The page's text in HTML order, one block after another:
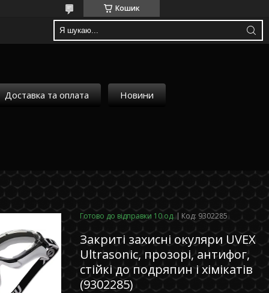
Кошик
Доставка та оплата Новини
Готово до відправки 10 од. Код: 9302285
Закриті захисні окуляри UVEX
Ultrasonic, прозорі, антифог,
стійкі до подряпин і хімікатів
(9302285)